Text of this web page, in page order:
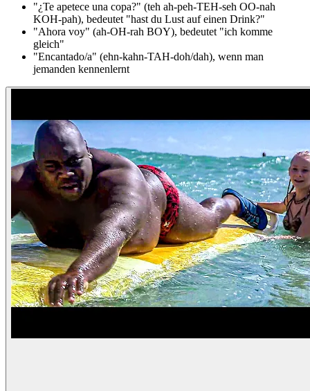
"¿Te apetece una copa?" (teh ah-peh-TEH-seh OO-nah
KOH-pah), bedeutet "hast du Lust auf einen Drink?"
"Ahora voy" (ah-OH-rah BOY), bedeutet "ich komme
gleich"
"Encantado/a" (ehn-kahn-TAH-doh/dah), wenn man
jemanden kennenlernt